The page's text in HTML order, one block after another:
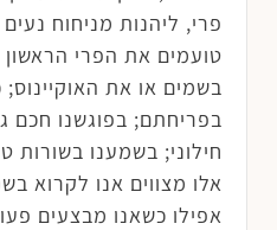
פרי, ליהנות מניחוח
טועמים את הפרי
בשמים או את
בפריחתם; בפוגשנו חכם
חילוני; בשמענו בשורות
אלו מצווים אנו לקרוא
אפילו כשאנו מבצעים